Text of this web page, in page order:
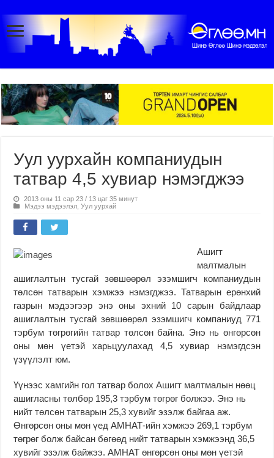
Уул уурхайн компаниудын
татвар 4,5 хувиар нэмэгджээ
2013 оны 11 сар 23 / 13 цаг 35 минут
Мэдээ мэдээлэл ,Уул уурхай
Ашигт
малтмалын
ашиглалтын тусгай зөвшөөрөл эзэмшигч компаниудын
төлсөн татварын хэмжээ нэмэгджээ. Татварын ерөнхий
газрын мэдээгээр энэ оны эхний 10 сарын байдлаар
ашиглалтын тусгай зөвшөөрөл эзэмшигч компаниуд 771
тэрбум төгрөгийн татвар төлсөн байна. Энэ нь өнгөрсөн
оны мөн үетэй харьцуулахад 4,5 хувиар нэмэгдсэн
үзүүлэлт юм.
Үүнээс хамгийн гол татвар болох Ашигт малтмалын нөөц
ашигласны төлбөр 195,3 тэрбум төгрөг болжээ. Энэ нь
нийт төлсөн татварын 25,3 хувийг эзэлж байгаа аж.
Өнгөрсөн оны мөн үед АМНАТ-ийн хэмжээ 269,1 тэрбум
төгрөг болж байсан бөгөөд нийт татварын хэмжээнд 36,5
хувийг эзэлж байжээ. АМНАТ өнгөрсөн оны мөн үетэй